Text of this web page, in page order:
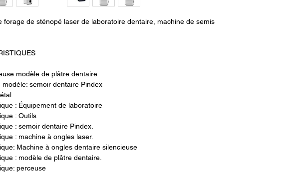
forage de sténopé laser de laboratoire dentaire, machine de semis
modèle de plâtre dentaire
modèle: semoir dentaire Pindex
: Équipement de laboratoire
: Outils
: semoir dentaire Pindex.
: machine à ongles laser.
Machine à ongles dentaire silencieuse
: modèle de plâtre dentaire.
perceuse